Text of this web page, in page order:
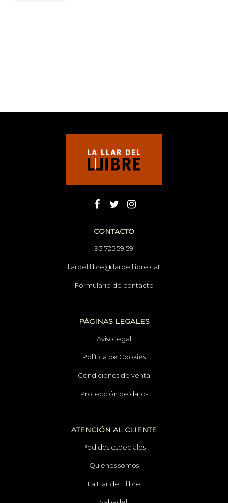
CONTACTO
93 725 59 59
llardelllibre@llardelllibre.cat
Formulario de contacto
PÁGINAS LEGALES
Aviso legal
Política de Cookies
Condiciones de venta
Protección de datos
ATENCIÓN AL CLIENTE
Pedidos especiales
Quiénes somos
La Llar del Llibre